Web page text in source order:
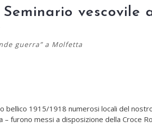
vescovile
guerra” a Molfetta
bellico 1915/1918 numerosi locali del
– furono messi a disposizione della Croce